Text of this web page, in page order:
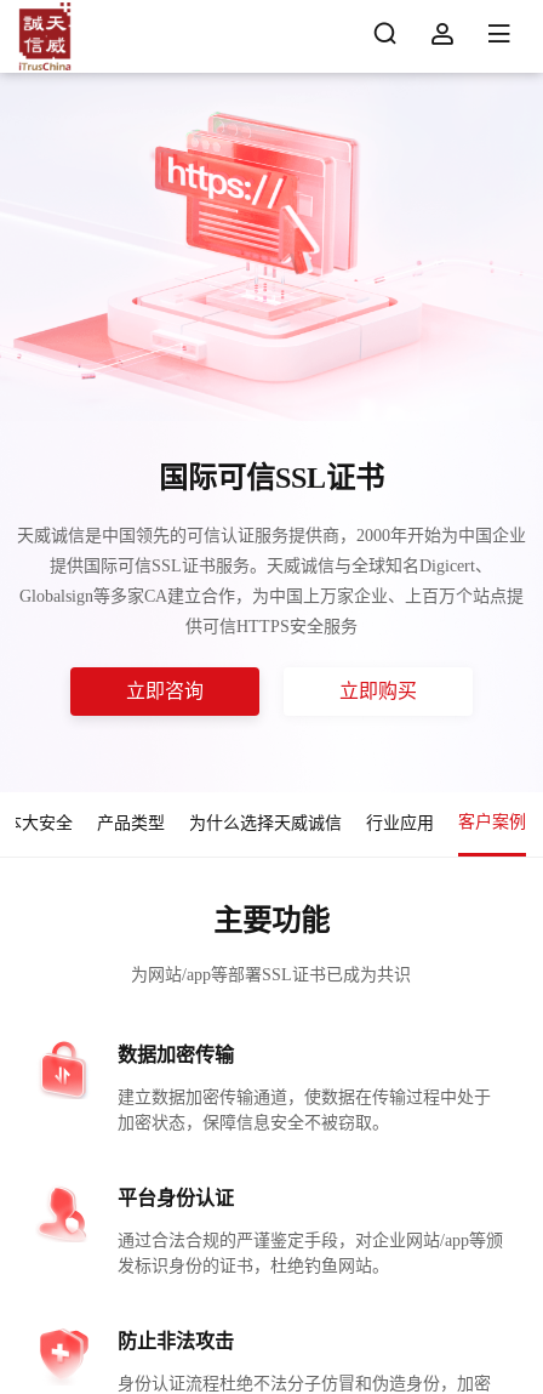
国际可信SSL证书
天威诚信是中国领先的可信认证服务提供商，2000年开始为中国企业
提供国际可信SSL证书服务。天威诚信与全球知名Digicert、
Globalsign等多家CA建立合作，为中国上万家企业、上百万个站点提
供可信HTTPS安全服务
立即咨询 立即购买
本大安全 产品类型 为什么选择天威诚信 行业应用 客户案例
主要功能
为网站/app等部署SSL证书已成为共识
数据加密传输
建立数据加密传输通道，使数据在传输过程中处于
加密状态，保障信息安全不被窃取。
平台身份认证
通过合法合规的严谨鉴定手段，对企业网站/app等颁
发标识身份的证书，杜绝钓鱼网站。
防止非法攻击
身份认证流程杜绝不法分子仿冒和伪造身份，加密